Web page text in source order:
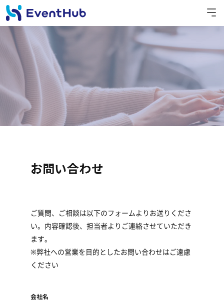
お問い合わせ
ご質問、ご相談は以下のフォームよりお送りくださ
い。内容確認後、担当者よりご連絡させていただき
ます。
※弊社への営業を目的としたお問い合わせはご遠慮
ください
*
会社名